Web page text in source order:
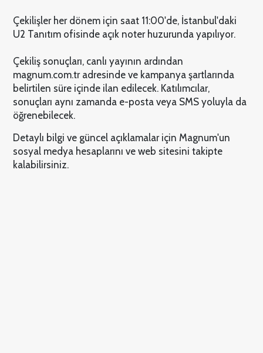
Çekilişler her dönem için saat 11:00'de, İstanbul'daki
U2 Tanıtım ofisinde açık noter huzurunda yapılıyor.
Çekiliş sonuçları, canlı yayının ardından
magnum.com.tr adresinde ve kampanya şartlarında
belirtilen süre içinde ilan edilecek. Katılımcılar,
sonuçları aynı zamanda e-posta veya SMS yoluyla da
öğrenebilecek.
Detaylı bilgi ve güncel açıklamalar için Magnum'un
sosyal medya hesaplarını ve web sitesini takipte
kalabilirsiniz.